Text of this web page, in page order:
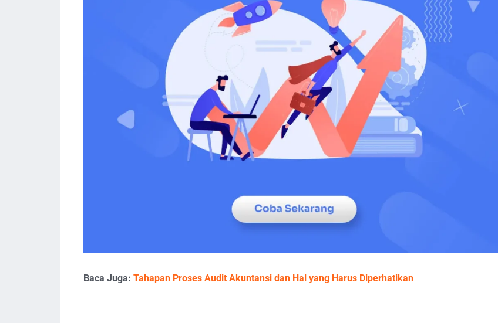
Baca Juga: Tahapan Proses Audit Akuntansi dan Hal yang Harus Diperhatikan